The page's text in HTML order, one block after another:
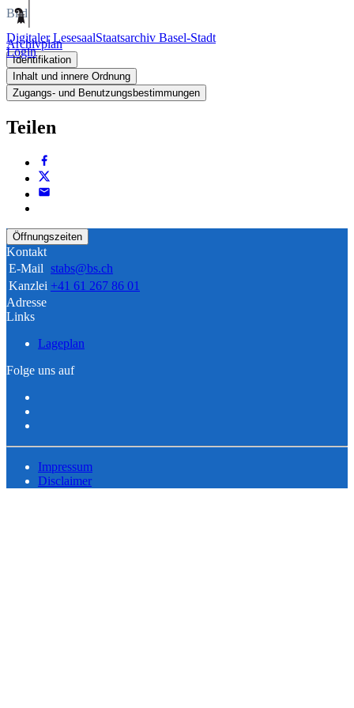
Digitaler LesesaalStaatsarchiv Basel-Stadt
Login
Bild
Archivplan
Identifikation
Inhalt und innere Ordnung
Zugangs- und Benutzungsbestimmungen
Teilen
Öffnungszeiten
Kontakt
E-Mail stabs@bs.ch
Kanzlei +41 61 267 86 01
Adresse
Links
Lageplan
Folge uns auf
Impressum
Disclaimer